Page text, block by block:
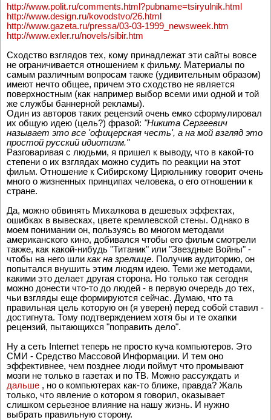
http://www.polit.ru/comments.html?pubname=tsiryulnik.html
http://www.design.ru/kovodstvo/26.html
http://www.gazeta.ru/pressa/03-03-1999_newsweek.htm
http://www.exler.ru/novels/sibir.htm
Сходство взглядов тех, кому принадлежат эти сайты вовсе
не ограничивается отношением к фильму. Материалы по
самым различным вопросам также (удивительным образом)
имеют нечто общее, причем это сходство не является
поверхностным (как например выбор всеми ими одной и той
же службы баннерной рекламы).
Один из авторов таких рецензий очень емко сформулировал
их общую идею (цель?) фразой: "Никита Сергеевич
называет это все 'офицерская честь', а на мой взгляд это
простой русский идиотизм."
Разговаривая с людьми, я пришел к выводу, что в какой-то
степени о их взглядах можно судить по реакции на этот
фильм. Отношение к Сибирскому Цирюльнику говорит очень
много о жизненных принципах человека, о его отношении к
стране.
Да, можно обвинять Михалкова в дешевых эффектах,
ошибках в вывесках, цвете кремлевской стены. Однако в
моем понимании он, пользуясь во многом методами
американского кино, добивался чтобы его фильм смотрели
также, как какой-нибудь "Титаник" или "Звездные Войны" -
чтобы на него шли как на зрелище. Получив аудиторию, он
попытался внушить этим людям идею. Теми же методами,
какими это делает другая сторона. Но только так сегодня
можно донести что-то до людей - в первую очередь до тех,
чьи взгляды еще формируются сейчас. Думаю, что та
правильная цель которую он (я уверен) перед собой ставил -
достигнута. Тому подтверждением хотя бы и те охапки
рецензий, пытающихся "поправить дело".
Ну а сеть Internet теперь не просто куча компьютеров. Это
СМИ - Средство Массовой Информации. И тем оно
эффективнее, чем позднее люди поймут что промывают
мозги не только в газетах и по ТВ. Можно рассуждать и
дальше , но о компьютерах как-то ближе, правда? Жаль
только, что явление о котором я говорил, оказывает
слишком серьезное влияние на нашу жизнь. И нужно
выбрать правильную сторону.